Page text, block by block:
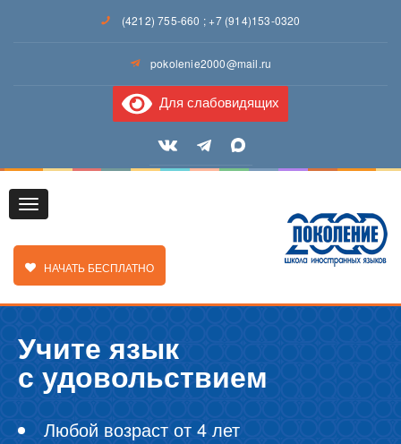
(4212) 755-660 ;+7 (914)153-0320
pokolenie2000@mail.ru
Для слабовидящих
Toggle
navigation
ЗАКАЗАТЬ ЗВОНОК
НАЧАТЬ БЕСПЛАТНО
Учите язык
с удовольствием
Любой возраст от 4 лет